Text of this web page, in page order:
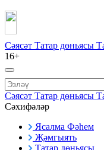
Сәясәт Татар дөньясы
16+
Сәясәт Татар дөньясы
Сәхифәләр
Ясалма Фәһем
Җәмгыять
Татар дөньясы